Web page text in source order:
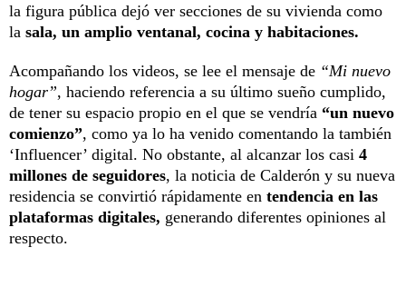
la figura pública dejó ver secciones de su vivienda como
la sala, un amplio ventanal, cocina y habitaciones.
Acompañando los videos, se lee el mensaje de “Mi nuevo
hogar”, haciendo referencia a su último sueño cumplido,
de tener su espacio propio en el que se vendría “un nuevo
comienzo”, como ya lo ha venido comentando la también
‘Influencer’ digital. No obstante, al alcanzar los casi 4
millones de seguidores, la noticia de Calderón y su nueva
residencia se convirtió rápidamente en tendencia en las
plataformas digitales, generando diferentes opiniones al
respecto.